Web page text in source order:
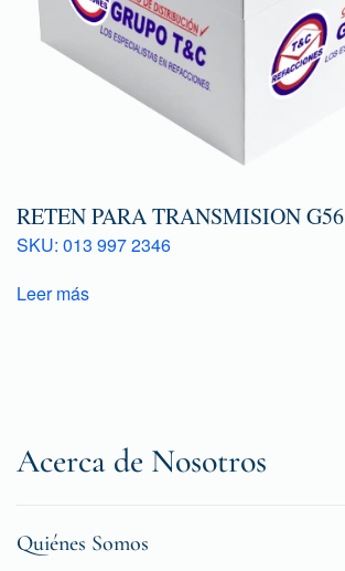
RETEN PARA TRANSMISION G56
SKU: 013 997 2346
Leer más
Acerca de Nosotros
Quiénes Somos